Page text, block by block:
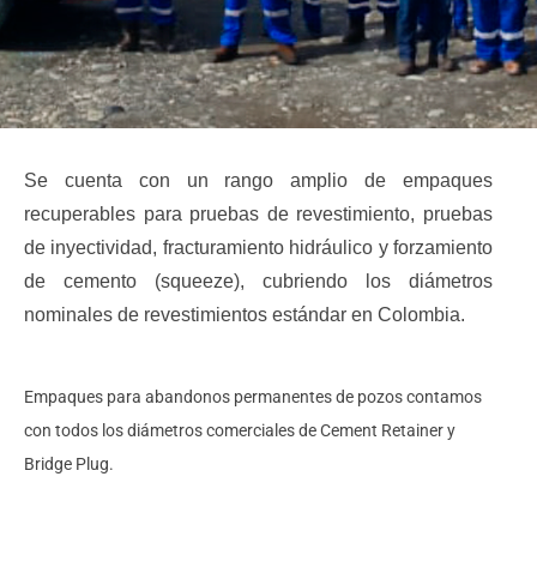
Se cuenta con un rango amplio de empaques
recuperables para pruebas de revestimiento, pruebas
de inyectividad, fracturamiento hidráulico y forzamiento
de cemento (squeeze), cubriendo los diámetros
nominales de revestimientos estándar en Colombia.
Empaques para abandonos permanentes de pozos contamos
con todos los diámetros comerciales de Cement Retainer y
Bridge Plug.